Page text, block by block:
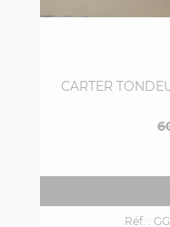
CARTER
Réf. :